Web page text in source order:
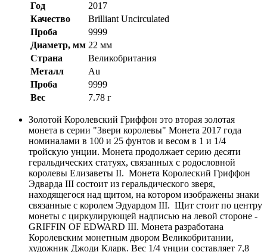
Год
2017
Качество
Brilliant Uncirculated
Проба
9999
Диаметр, мм 22 мм
Страна
Великобритания
Металл
Au
Проба
9999
Вес
7.78 г
Золотой Королевский Гриффон это вторая золотая
монета в серии "Звери королевы" Монета 2017 года
номиналами в 100 и 25 фунтов и весом в 1 и 1/4
тройскую унции. Монета продолжает серию десяти
геральдических статуях, связанных с родословной
королевы Елизаветы II. Монета Королеский Гриффон
Эдварда III состоит из геральдического зверя,
находящегося над щитом, на котором изображены знаки
связанные с королем Эдуардом III. Щит стоит по центру
монеты с циркулирующей надписью на левой стороне -
GRIFFIN OF EDWARD III. Монета разработана
Королевским монетным двором Великобритании,
художник Джоди Кларк. Вес 1/4 унции составляет 7,8